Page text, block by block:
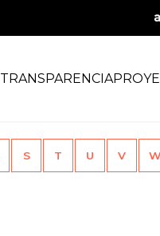
TRANSPARENCIA
S T U V W